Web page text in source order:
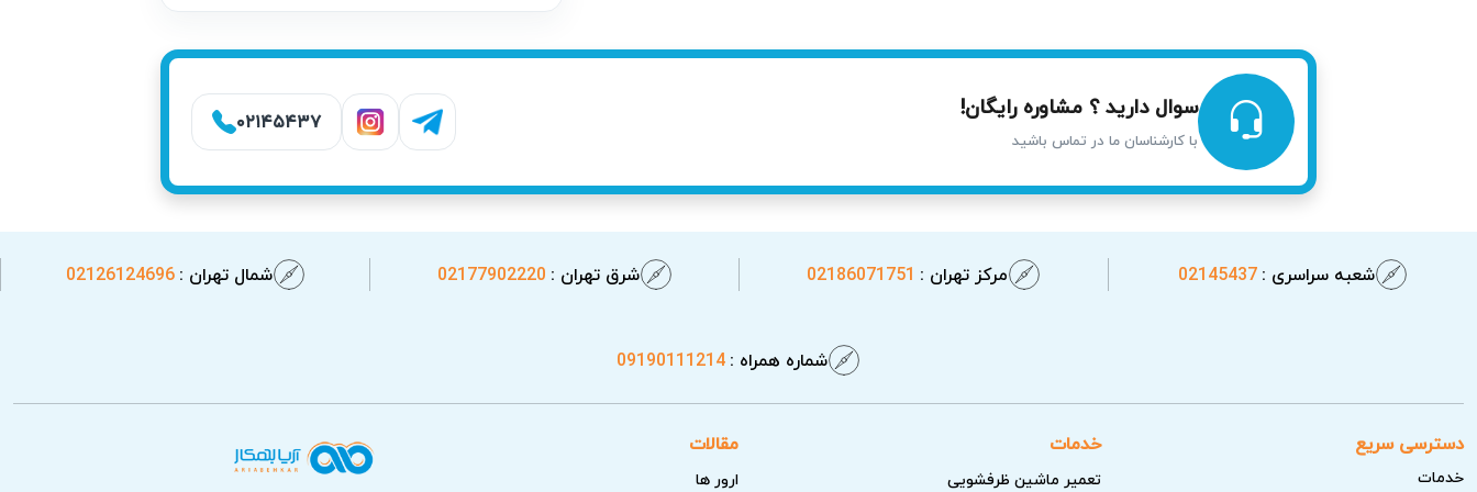
خدمات آریابهکار برای تعمیر پکیج در پیروزی
سوال دارید ؟ مشاوره رایگان!
با کارشناسان ما در تماس باشید
۰۲۱۴۵۴۳۷
شعبه سراسری :02145437 مرکز تهران : 02186071751 شرق تهران : 02177902220 شمال تهران :02126124696
شماره همراه :09190111214
دسترسی سریع
خدمات
خدمات
تعمیر ماشین ظرفشویی
مقالات
ارور ها